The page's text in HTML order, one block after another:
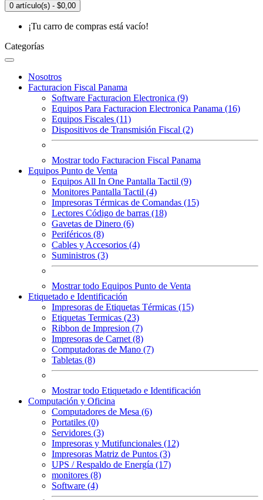
0 artículo(s) - $0,00
¡Tu carro de compras está vacío!
Categorías
Nosotros
Facturacion Fiscal Panama
Software Facturacion Electronica (9)
Equipos Para Facturacion Electronica Panama (16)
Equipos Fiscales (11)
Dispositivos de Transmisión Fiscal (2)
Mostrar todo Facturacion Fiscal Panama
Equipos Punto de Venta
Equipos All In One Pantalla Tactil (9)
Monitores Pantalla Tactil (4)
Impresoras Térmicas de Comandas (15)
Lectores Código de barras (18)
Gavetas de Dinero (6)
Periféricos (8)
Cables y Accesorios (4)
Suministros (3)
Mostrar todo Equipos Punto de Venta
Etiquetado e Identificación
Impresoras de Etiquetas Térmicas (15)
Etiquetas Termicas (23)
Ribbon de Impresion (7)
Impresoras de Carnet (8)
Computadoras de Mano (7)
Tabletas (8)
Mostrar todo Etiquetado e Identificación
Computación y Oficina
Computadores de Mesa (6)
Portatiles (0)
Servidores (3)
Impresoras y Mutifuncionales (12)
Impresoras Matriz de Puntos (3)
UPS / Respaldo de Energía (17)
monitores (8)
Software (4)